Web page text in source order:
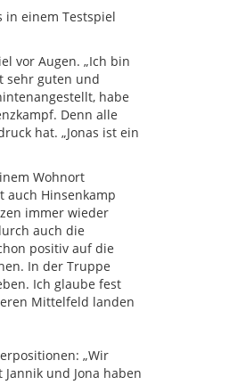
in einem Testspiel
vor Augen. „Ich bin
sehr guten und
habe
Denn alle
hat. „Jonas ist ein
Wohnort
auch Hinsenkamp
immer wieder
auch die
positiv auf die
In der Truppe
Ich glaube fest
Mittelfeld landen
„Wir
und Jona haben